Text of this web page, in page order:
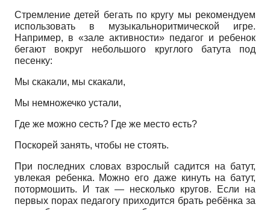
Стремление детей бегать по кругу мы рекомендуем
использовать в музыкально­ритмической игре.
Например, в «зале активности» педагог и ребенок
бегают вокруг небольшого круглого батута под
песенку:
Мы скакали, мы скакали,
Мы немножечко устали,
Где же можно сесть? Где же место есть?
Поскорей занять, чтобы не стоять.
При последних словах взрослый садится на батут,
увлекая ребенка. Можно его даже кинуть на батут,
потормошить. И так — несколько кругов. Если на
первых порах педагогу приходится брать ребёнка за